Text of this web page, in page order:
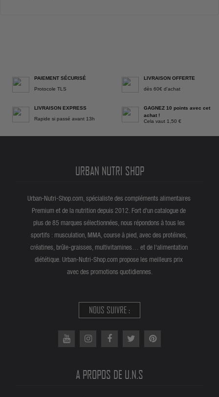
PAIEMENT SÉCURISÉ
Protocole TLS
LIVRAISON OFFERTE
dès 60€ d'achat
LIVRAISON EXPRESS
Rapide si passé avant 13h
GAGNEZ 10 points avec cet
achat !
Cela vaut 1,50 €
URBAN NUTRI SHOP
Urban-Nutri-Shop.com, spécialiste des compléments alimentaires
Premium et de la nutrition depuis 2012. Fort d'un catalogue de
plus de 85 marques sélectionnées, nous répondons à tous les
sportifs : musculation, MMA, course à pied, avec des protéines,
créatines, brûle-graisses, multivitamines… et de l'alimentation
diététique. Urban-Nutri-Shop.com propose les meilleurs prix
avec des promotions quotidiennes.
NOUS SUIVRE :
A PROPOS DE U.N.S